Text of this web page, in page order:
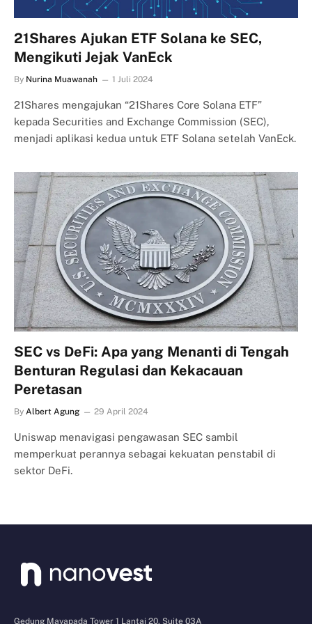
21Shares Ajukan ETF Solana ke SEC,
Mengikuti Jejak VanEck
By Nurina Muawanah 1 Juli 2024
21Shares mengajukan “21Shares Core Solana ETF”
kepada Securities and Exchange Commission (SEC),
menjadi aplikasi kedua untuk ETF Solana setelah VanEck.
SEC vs DeFi: Apa yang Menanti di Tengah
Benturan Regulasi dan Kekacauan
Peretasan
By Albert Agung 29 April 2024
Uniswap menavigasi pengawasan SEC sambil
memperkuat perannya sebagai kekuatan penstabil di
sektor DeFi.
Gedung Mayapada Tower 1 Lantai 20, Suite 03A